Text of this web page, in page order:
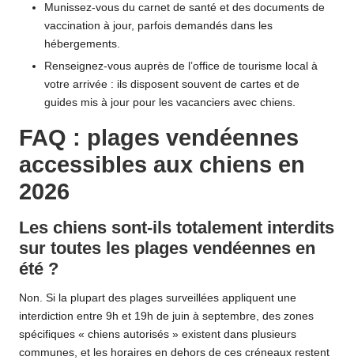
Munissez-vous du carnet de santé et des documents de
vaccination à jour, parfois demandés dans les
hébergements.
Renseignez-vous auprès de l’office de tourisme local à
votre arrivée : ils disposent souvent de cartes et de
guides mis à jour pour les vacanciers avec chiens.
FAQ : plages vendéennes
accessibles aux chiens en
2026
Les chiens sont-ils totalement interdits
sur toutes les plages vendéennes en
été ?
Non. Si la plupart des plages surveillées appliquent une
interdiction entre 9h et 19h de juin à septembre, des zones
spécifiques « chiens autorisés » existent dans plusieurs
communes, et les horaires en dehors de ces créneaux restent